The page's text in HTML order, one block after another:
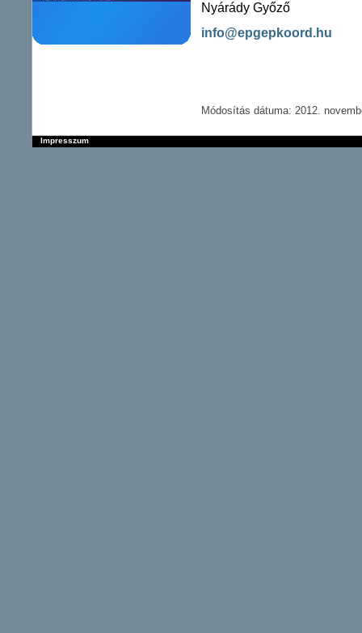
Nyárády Győző
info@epgepkoord.hu
Módosítás dátuma: 2012.
Impresszum